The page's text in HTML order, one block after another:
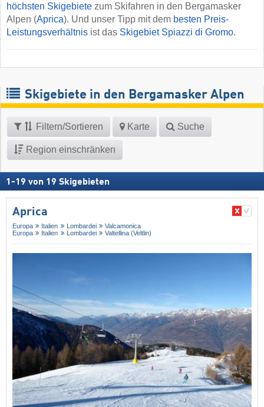
höchsten Skigebiete zum Skifahren in den Bergamasker
Alpen (Aprica). Und unser Tipp mit dem besten Preis-
Leistungsverhältnis ist das Skigebiet Spiazzi di Gromo.
Skigebiete in den Bergamasker Alpen
Filtern/Sortieren Karte Suche
Region einschränken
1 -19 von 19 Skigebieten
Aprica
Europa Italien Lombardei
Valcamonica
Europa
Italien Lombardei Valtellina (Veltlin)